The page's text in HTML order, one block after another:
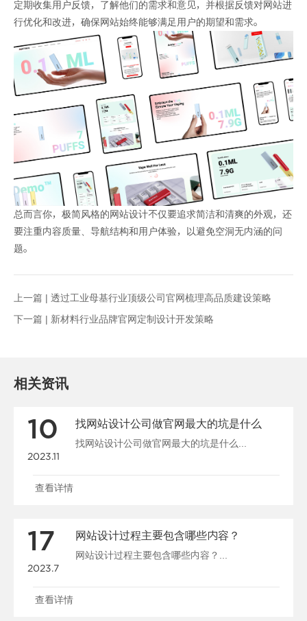
定期收集用户反馈，了解他们的需求和意见，并根据反馈对网站进
行优化和改进，确保网站始终能够满足用户的期望和需求。
总而言你，极简风格的网站设计不仅要追求简洁和清爽的外观，还
要注重内容质量、导航结构和用户体验，以避免空洞无内涵的问
题。
上一篇 | 透过工业母基行业顶级公司官网梳理高品质建设策略
下一篇 | 新材料行业品牌官网定制设计开发策略
相关资讯
10
2023.11
找网站设计公司做官网最大的坑是什么
找网站设计公司做官网最大的坑是什么...
查看详情
17
2023.7
网站设计过程主要包含哪些内容？
网站设计过程主要包含哪些内容？...
查看详情